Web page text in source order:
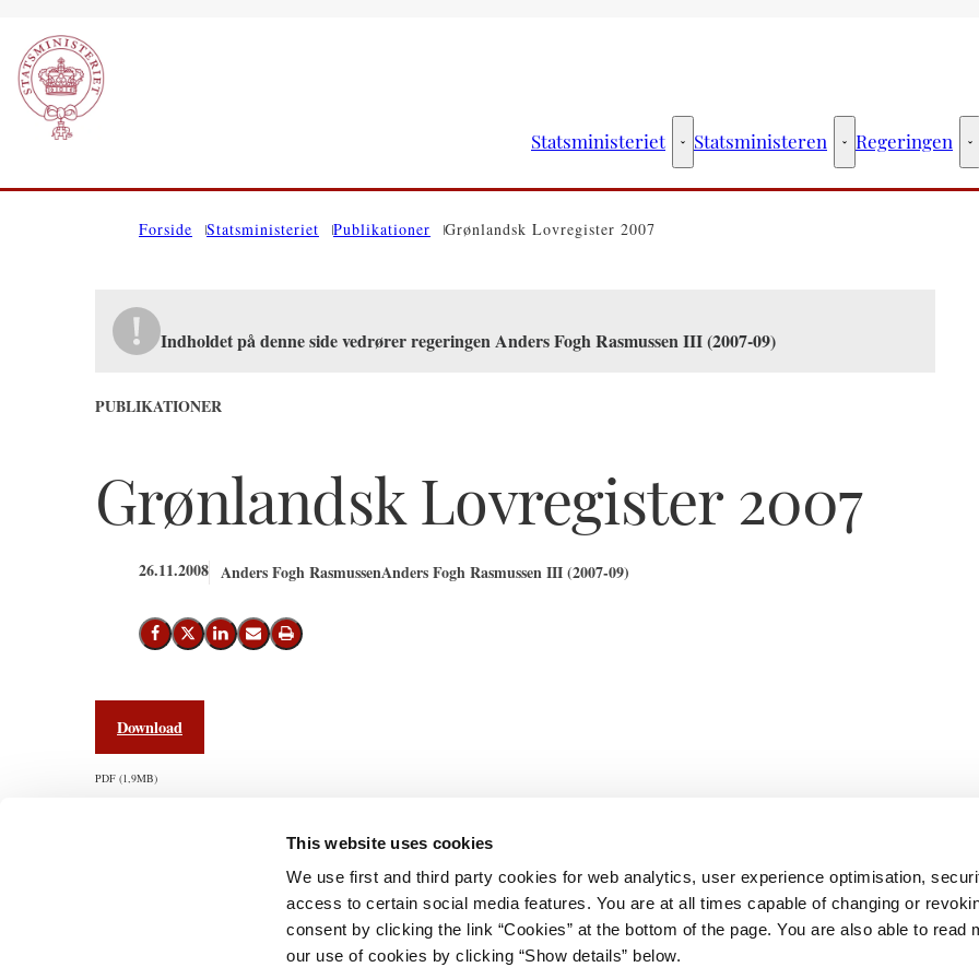
This website uses cookies
We use first and third party cookies for web analytics, user experience optimisation,
access to certain social media features. You are at all times capable of changing or
consent by clicking the link “Cookies” at the bottom of the page. You are also able to read
our use of cookies by clicking “Show details” below.
Statsministeriet Statsministeriet - Flere links
Statsministeren Statsministeren -
Regeringen
Forside Statsministeriet Publikationer Grønlandsk Lovregister 2007
Indholdet på denne side vedrører regeringen Anders Fogh Rasmussen III (2007-09)
PUBLIKATIONER
Grønlandsk Lovregister 2007
26.11.2008 Anders Fogh RasmussenAnders Fogh Rasmussen III (2007-09)
Del på Facebook
Del på X (Twitter)
Del på LinkedIn
Send email
Print
Download
PDF 1,9MB
Statsministeriet
Prins Jørgens Gård 11
1218 København K
Databeskyttelse